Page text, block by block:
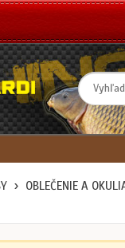
OBLEČENIE A